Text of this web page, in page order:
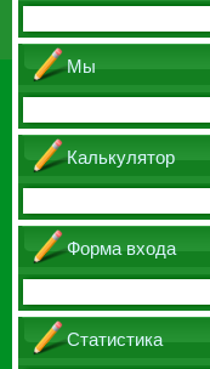
Мы
Калькулятор
Форма входа
Статистика